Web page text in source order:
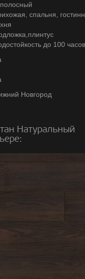
спальня,
до 100 часов
Новгород
Натуральный